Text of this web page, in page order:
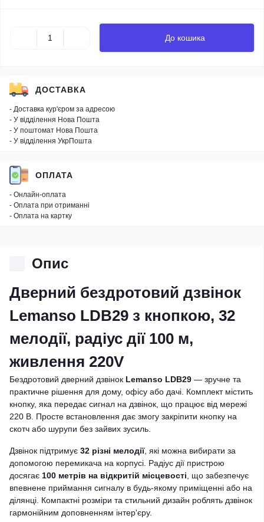
До кошика
ДОСТАВКА
- Доставка кур'єром за адресою
- У відділення Нова Пошта
- У поштомат Нова Пошта
- У відділення УкрПошта
ОПЛАТА
- Онлайн-оплата
- Оплата при отриманні
- Оплата на картку
Опис
Дверний бездротовий дзвінок
Lemanso LDB29 з кнопкою, 32
мелодії, радіус дії 100 м,
живлення 220V
Бездротовий дверний дзвінок Lemanso LDB29 — зручне та
практичне рішення для дому, офісу або дачі. Комплект містить
кнопку, яка передає сигнал на дзвінок, що працює від мережі
220 В. Просте встановлення дає змогу закріпити кнопку на
скотч або шурупи без зайвих зусиль.
Дзвінок підтримує 32 різні мелодії, які можна вибирати за
допомогою перемикача на корпусі. Радіус дії пристрою
досягає 100 метрів на відкритій місцевості , що забезпечує
впевнене приймання сигналу в будь-якому приміщенні або на
ділянці. Компактні розміри та стильний дизайн роблять дзвінок
гармонійним доповненням інтер'єру.